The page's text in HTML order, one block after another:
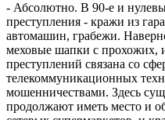
- Абсолютно. В 90-е и
преступления - кражи из
автомашин, грабежи.
меховые шапки с прохожих,
преступлений связана со
телекоммуникационных
мошенничествами. Здесь
продолжают иметь место и